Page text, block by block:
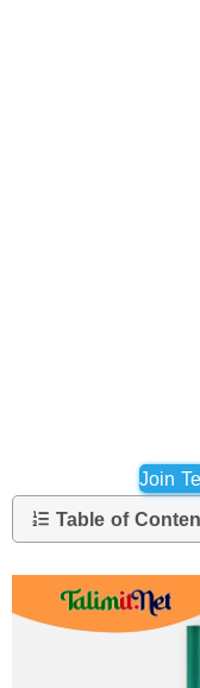
Join
Table of